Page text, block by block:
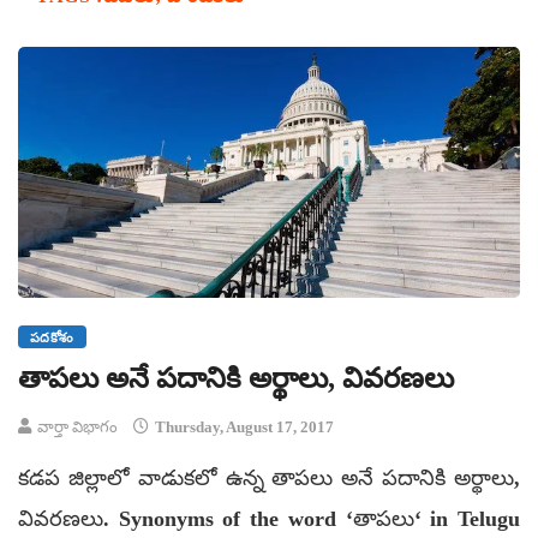
పదకోశం
తాపలు అనే పదానికి అర్థాలు, వివరణలు
వార్తా విభాగం Thursday, August 17, 2017
కడప జిల్లాలో వాడుకలో ఉన్న తాపలు అనే పదానికి అర్థాలు,
వివరణలు. Synonyms of the word ‘తాపలు‘ in Telugu